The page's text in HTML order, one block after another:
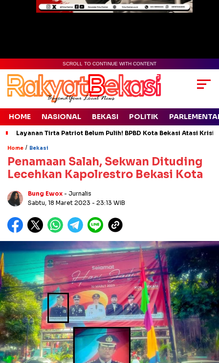
SCROLL TO CONTINUE WITH CONTENT
HOME NASIONAL BEKASI POLITIK
Layanan Tirta Patriot Belum Pulih! BPBD Kota Bekasi Atasi
Home / Bekasi
Penamaan Salah, Sekwan Dituding
Lecehkan Kapolrestro Bekasi Kota
Bung Ewox - Jurnalis
Sabtu, 18 Maret 2023 - 23:13 WIB